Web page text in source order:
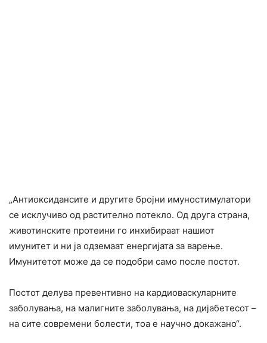
„Антиоксидансите и другите бројни имуностимулатори
се исклучиво од растително потекло. Од друга страна,
животинските протеини го инхибираат нашиот
имунитет и ни ја одземаат енергијата за варење.
Имунитетот може да се подобри само после постот.
Постот делува превентивно на кардиоваскуларните
заболувања, на малигните заболувања, на дијабетесот –
на сите современи болести, тоа е научно докажано“.